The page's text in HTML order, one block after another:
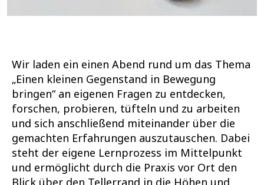
Wir laden ein einen Abend rund um das Thema
„Einen kleinen Gegenstand in Bewegung
bringen“ an eigenen Fragen zu entdecken,
forschen, probieren, tüfteln und zu arbeiten
und sich anschließend miteinander über die
gemachten Erfahrungen auszutauschen. Dabei
steht der eigene Lernprozess im Mittelpunkt
und ermöglicht durch die Praxis vor Ort den
Blick über den Tellerrand in die Höhen und